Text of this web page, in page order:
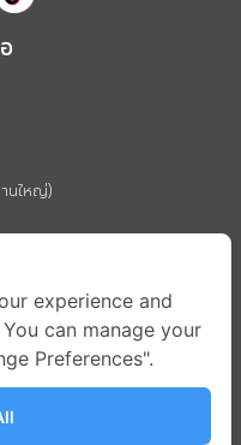
นใหญ่)
รุงเทพมหานคร 10330
experience and
can manage your
Preferences".